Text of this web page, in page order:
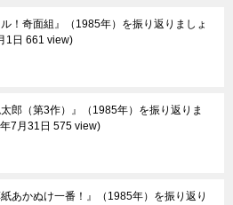
ル！奇面組』（1985年）を振り返りましょ
1日 661 view
太郎（第3作）』（1985年）を振り返りま
7月31日 575 view
紙あかぬけ一番！』（1985年）を振り返り